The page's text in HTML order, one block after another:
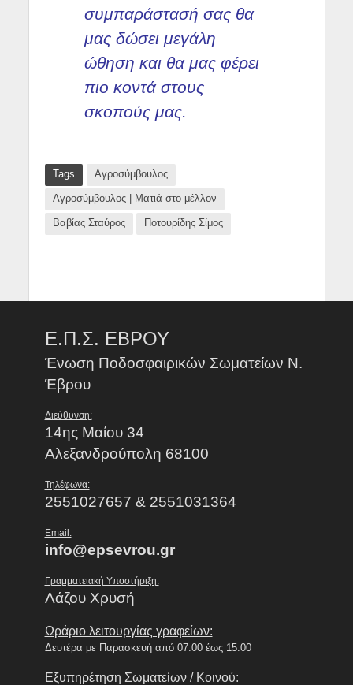
συμπαράστασή σας θα
μας δώσει μεγάλη
ώθηση και θα μας φέρει
πιο κοντά στους
σκοπούς μας.
Tags Αγροσύμβουλος
Αγροσύμβουλος | Ματιά στο μέλλον
Βαβίας Σταύρος Ποτουρίδης Σίμος
Ε.Π.Σ. ΕΒΡΟΥ
Ένωση Ποδοσφαιρικών Σωματείων Ν.
Έβρου
Διεύθυνση:
14ης Μαίου 34
Αλεξανδρούπολη 68100
Τηλέφωνα:
2551027657 & 2551031364
Email:
info@epsevrou.gr
Γραμματειακή Υποστήριξη:
Λάζου Χρυσή
Ωράριο λειτουργίας γραφείων:
Δευτέρα με Παρασκευή από 07:00 έως 15:00
Εξυπηρέτηση Σωματείων / Κοινού: